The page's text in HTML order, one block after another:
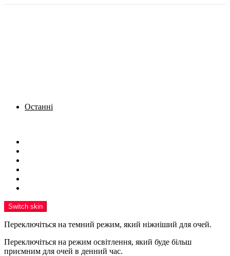
Останні
Switch skin
Переключіться на темний режим, який ніжніший для очей.
Переключіться на режим освітлення, який буде більш
приємним для очей в денний час.